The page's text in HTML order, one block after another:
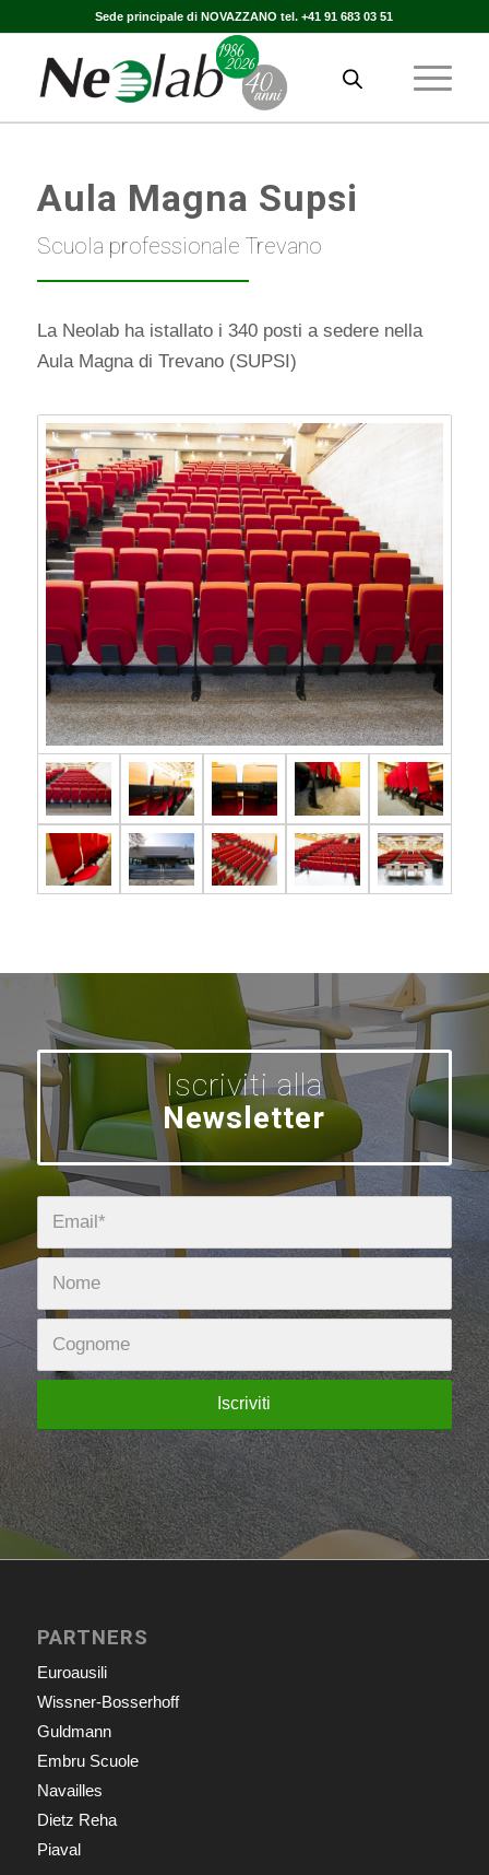
Sede principale di NOVAZZANO tel. +41 91 683 03 51
Aula Magna Supsi
Scuola professionale Trevano
La Neolab ha istallato i 340 posti a sedere nella
Aula Magna di Trevano (SUPSI)
Iscriviti alla
Newsletter
PARTNERS
Euroausili
Wissner-Bosserhoff
Guldmann
Embru Scuole
Navailles
Dietz Reha
Piaval